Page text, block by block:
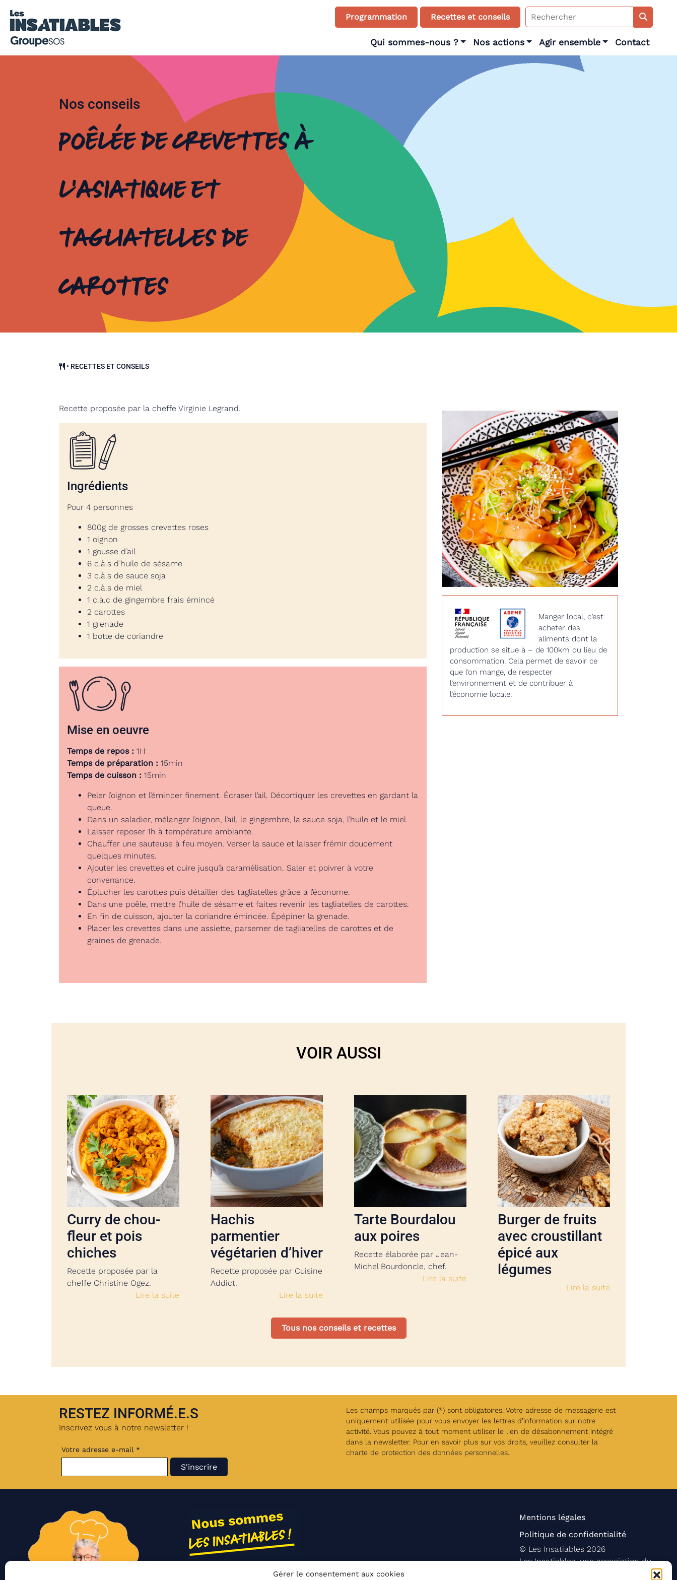
Gérer le consentement aux cookies
Programmation Recettes et conseils
Search
for:
Qui sommes-nous ? Nos actions Agir ensemble Contact
Nos conseils
Poêlée de crevettes à
l’asiatique et
tagliatelles de
carottes
• RECETTES ET CONSEILS
Recette proposée par la cheffe Virginie Legrand.
Ingrédients
Pour 4 personnes
800g de grosses crevettes roses
1 oignon
1 gousse d’ail
6 c.à.s d’huile de sésame
3 c.à.s de sauce soja
2 c.à.s de miel
1 c.à.c de gingembre frais émincé
2 carottes
1 grenade
1 botte de coriandre
Mise en oeuvre
Temps de repos : 1H
Temps de préparation : 15min
Temps de cuisson : 15min
Peler l’oignon et l’émincer finement. Écraser l’ail. Décortiquer les crevettes en gardant la
queue.
Dans un saladier, mélanger l’oignon, l’ail, le gingembre, la sauce soja, l’huile et le miel.
Laisser reposer 1h à température ambiante.
Chauffer une sauteuse à feu moyen. Verser la sauce et laisser frémir doucement
quelques minutes.
Ajouter les crevettes et cuire jusqu’à caramélisation. Saler et poivrer à votre
convenance.
Éplucher les carottes puis détailler des tagliatelles grâce à l’économe.
Dans une poêle, mettre l’huile de sésame et faites revenir les tagliatelles de carottes.
En fin de cuisson, ajouter la coriandre émincée. Épépiner la grenade.
Placer les crevettes dans une assiette, parsemer de tagliatelles de carottes et de
graines de grenade.
Manger local, c’est
acheter des
aliments dont la
production se situe à – de 100km du lieu de
consommation. Cela permet de savoir ce
que l’on mange, de respecter
l’environnement et de contribuer à
l’économie locale.
VOIR AUSSI
Curry de chou-
fleur et pois
chiches
Recette proposée par la
cheffe Christine Ogez.
Lire la suite
Hachis
parmentier
végétarien d’hiver
Recette proposée par Cuisine
Addict.
Lire la suite
Tarte Bourdalou
aux poires
Recette élaborée par Jean-
Michel Bourdoncle, chef.
Lire la suite
Burger de fruits
avec croustillant
épicé aux
légumes
Lire la suite
Tous nos conseils et recettes
RESTEZ INFORMÉ.E.S
Inscrivez vous à notre newsletter !
Votre adresse e-mail *
Les champs marqués par (*) sont obligatoires. Votre adresse de messagerie est
uniquement utilisée pour vous envoyer les lettres d’information sur notre
activité. Vous pouvez à tout moment utiliser le lien de désabonnement intégré
dans la newsletter. Pour en savoir plus sur vos droits, veuillez consulter la
charte de protection des données personnelles
Mentions légales
Politique de confidentialité
© Les Insatiables2026
Les Insatiables, une association du